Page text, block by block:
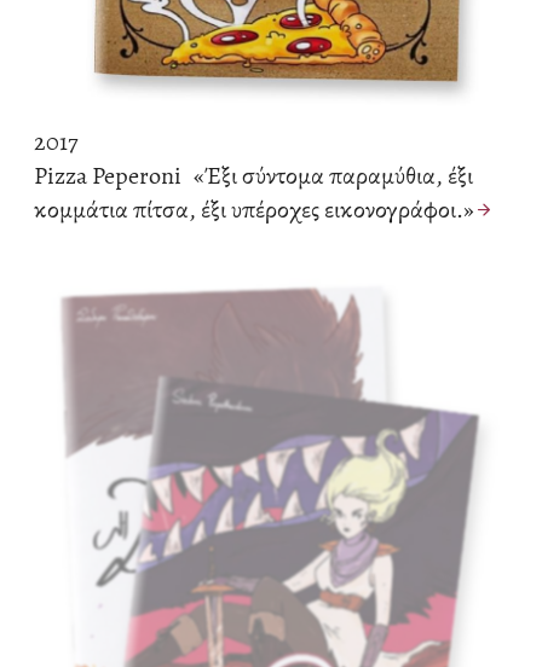
2017
Pizza Peperoni «Έξι σύντομα παραμύθια, έξι
κομμάτια πίτσα, έξι υπέροχες εικονογράφοι.»